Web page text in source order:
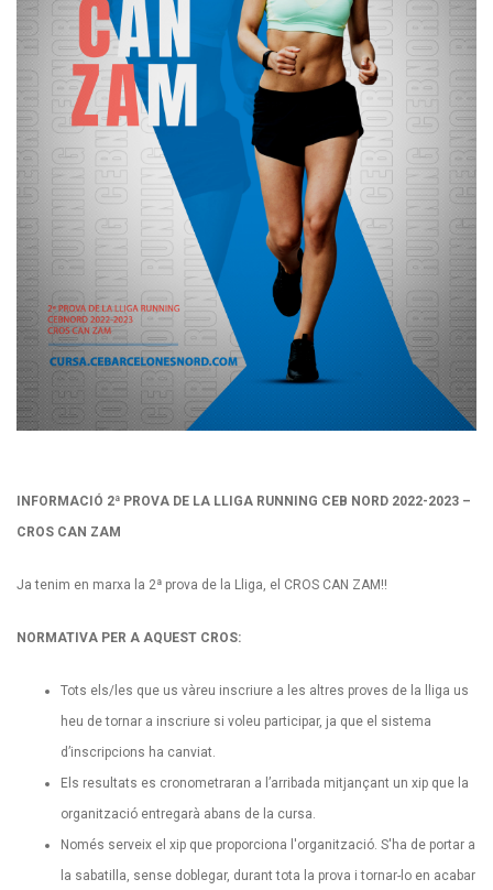
INFORMACIÓ 2ª PROVA DE LA LLIGA RUNNING CEB NORD 2022-2023 –
CROS CAN ZAM
Ja tenim en marxa la 2ª prova de la Lliga, el CROS CAN ZAM!!
NORMATIVA PER A AQUEST CROS:
Tots els/les que us vàreu inscriure a les altres proves de la lliga us
heu de tornar a inscriure si voleu participar, ja que el sistema
d’inscripcions ha canviat.
Els resultats es cronometraran a l’arribada mitjançant un xip que la
organització entregarà abans de la cursa.
Només serveix el xip que proporciona l'organització. S'ha de portar a
la sabatilla, sense doblegar, durant tota la prova i tornar-lo en acabar